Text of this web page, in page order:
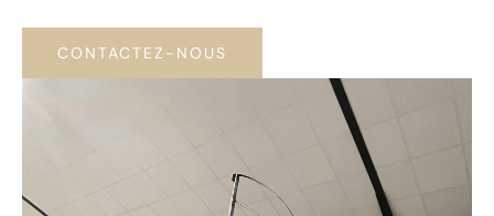
CONTACTEZ-NOUS